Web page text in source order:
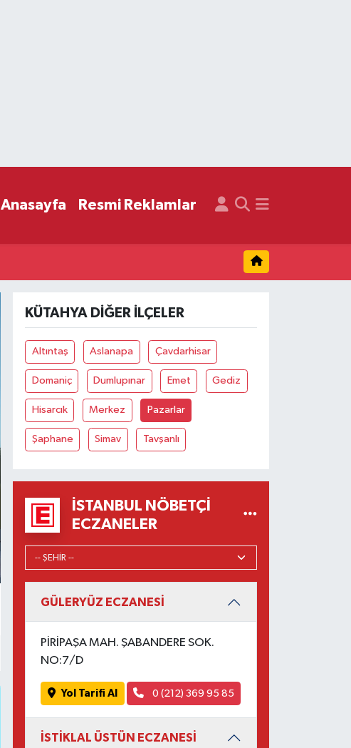
Anasayfa Resmi Reklamlar
KÜTAHYA DIĞER İLÇELER
Altıntaş Aslanapa Çavdarhisar
Domaniç Dumlupınar Emet Gediz
Hisarcık Merkez Pazarlar
Şaphane Simav Tavşanlı
İSTANBUL NÖBETÇI
ECZANELER
GÜLERYÜZ ECZANESİ
PİRİPAŞA MAH. ŞABANDERE SOK.
NO:7/D
Yol Tarifi Al 0 (212) 369 95 85
İSTİKLAL ÜSTÜN ECZANESİ